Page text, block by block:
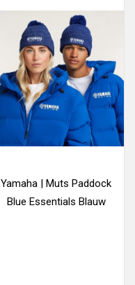
Yamaha | Muts Paddock
Blue Essentials Blauw